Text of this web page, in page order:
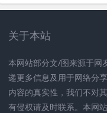
关于本站
本网站部分文/图来源于网
递更多信息及用于网络分
内容的真实性，我们不对
有侵权请及时联系。本网